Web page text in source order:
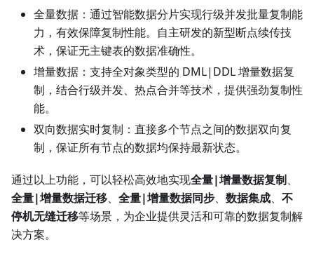
全量数据：通过智能数据分片实现行级并发批量复制能
力，有效保障复制性能。自主研发的新型断点续传技
术，保证无主键表的数据准确性。
增量数据：支持全对象类型的 DML|DDL 增量数据复
制，结合行级并发、热点合并等技术，提供强劲复制性
能。
双向数据实时复制：直接多个节点之间的数据双向复
制，保证所有节点的数据均保持最新状态。
通过以上功能，可以轻松高效地实现全量|增量数据复制、
全量|增量数据迁移、 全量|增量数据同步、 数据集成、 不
停机无缝迁移等场景，为企业提供灵活和可靠的数据复制解
决方案。